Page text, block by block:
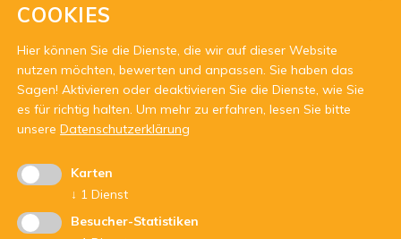
Montag: 8:30 Uhr- 12:00 Uhr
Dienstag: nach Vereinbarung
Mittwoch: nach Vereinbarung
Donnerstag: 8:30 Uhr- 12:00 Uhr
Freitag: nach Vereinbarung
COOKIES
Hier können Sie die Dienste, die wir auf dieser Website
nutzen möchten, bewerten und anpassen. Sie haben das
Sagen! Aktivieren oder deaktivieren Sie die Dienste, wie Sie
es für richtig halten. Um mehr zu erfahren, lesen Sie bitte
unsere Datenschutzerklärung
Karten
↓ 1 Dienst
Besucher-Statistiken